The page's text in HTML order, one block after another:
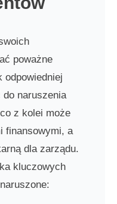
poważne
odpowiedniej
naruszenia
z kolei może
finansowymi, a
dla zarządu.
kluczowych